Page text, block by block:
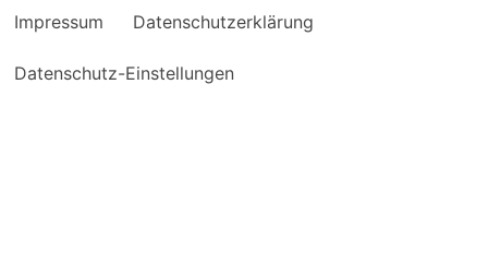
Impressum Datenschutzerklärung
Datenschutz-Einstellungen